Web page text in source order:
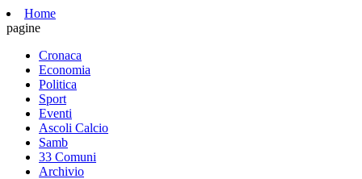
Home
pagine
Cronaca
Economia
Politica
Sport
Eventi
Ascoli Calcio
Samb
33 Comuni
Archivio